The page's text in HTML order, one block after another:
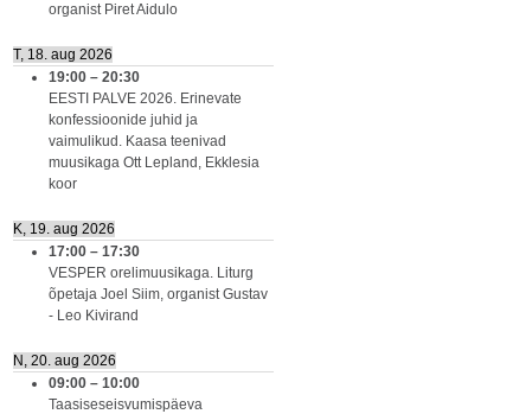
organist Piret Aidulo
T, 18. aug 2026
19:00 – 20:30
EESTI PALVE 2026. Erinevate
konfessioonide juhid ja
vaimulikud. Kaasa teenivad
muusikaga Ott Lepland, Ekklesia
koor
K, 19. aug 2026
17:00 – 17:30
VESPER orelimuusikaga. Liturg
õpetaja Joel Siim, organist Gustav
- Leo Kivirand
N, 20. aug 2026
09:00 – 10:00
Taasiseseisvumispäeva